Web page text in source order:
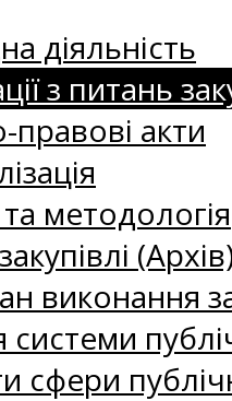
діяльність
з питань
акти
методологія
виконання
сфери